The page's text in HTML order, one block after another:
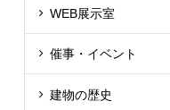
WEB展示室
催事・イベント
建物の歴史